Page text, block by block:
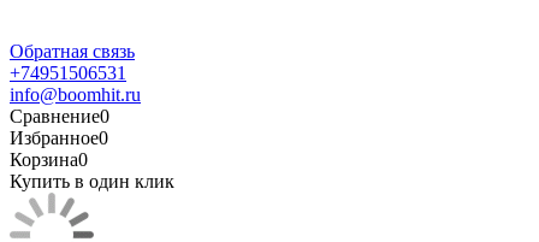
Обратная связь
+74951506531
info@boomhit.ru
Сравнение0
Избранное0
Корзина0
Купить в один клик